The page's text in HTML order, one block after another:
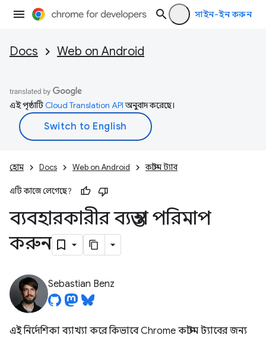
সাইন-ইন করুন
Docs Web on Android
এই পৃষ্ঠাটিCloud Translation APIঅনুবাদ করেছে।
হোম Docs Web on Android কাস্টম ট্যাব
এটি কাজে লেগেছে?
ব্যবহারকারীর ব্যস্ততা পরিমাপ
করুন
Sebastian Benz
এই নির্দেশিকা ব্যাখ্যা করে কিভাবে Chrome কাস্টম ট্যাবের জন্য